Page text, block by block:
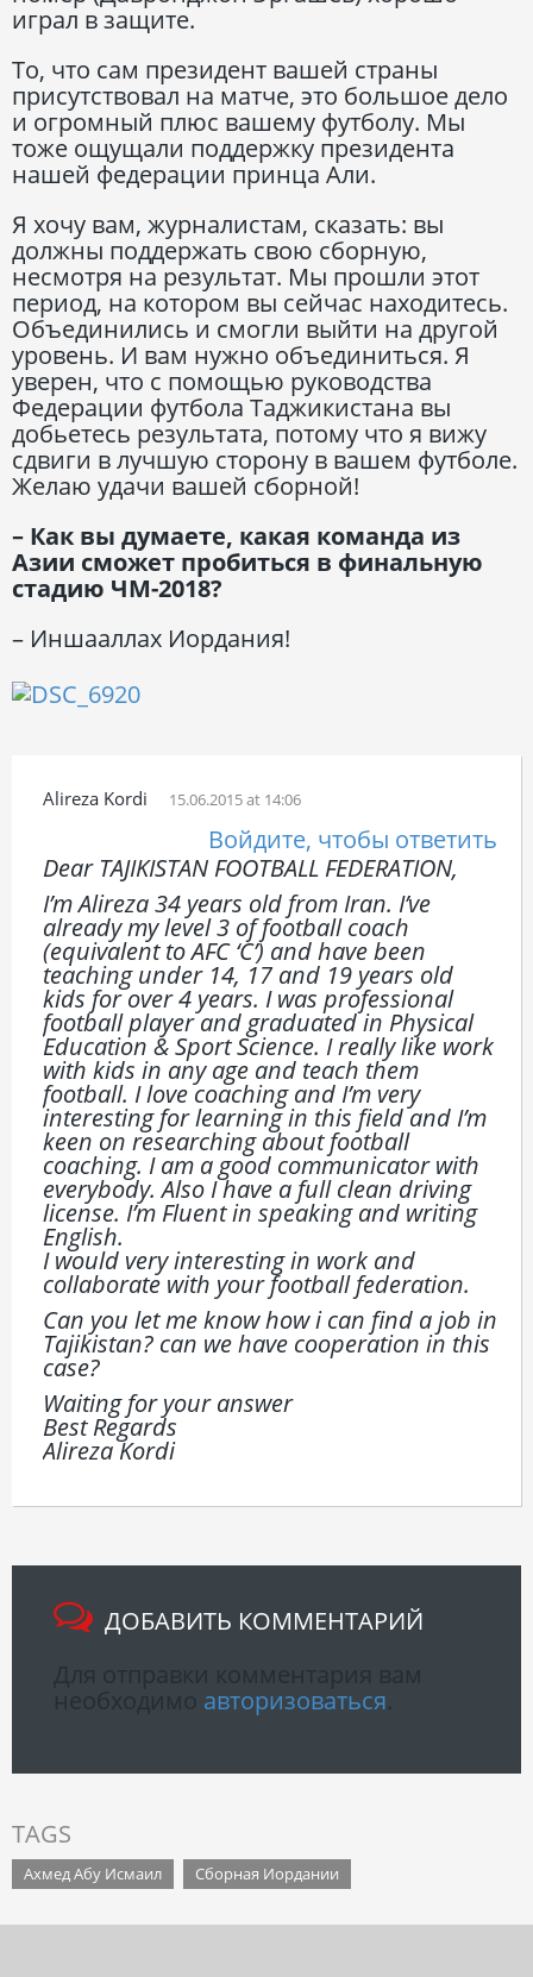
играл в защите.
То, что сам президент вашей страны
присутствовал на матче, это большое дело
и огромный плюс вашему футболу. Мы
тоже ощущали поддержку президента
нашей федерации принца Али.
Я хочу вам, журналистам, сказать: вы
должны поддержать свою сборную,
несмотря на результат. Мы прошли этот
период, на котором вы сейчас находитесь.
Объединились и смогли выйти на другой
уровень. И вам нужно объединиться. Я
уверен, что с помощью руководства
Федерации футбола Таджикистана вы
добьетесь результата, потому что я вижу
сдвиги в лучшую сторону в вашем футболе.
Желаю удачи вашей сборной!
– Как вы думаете, какая команда из
Азии сможет пробиться в финальную
стадию ЧМ-2018?
– Иншааллах Иордания!
Alireza Kordi 15.06.2015 at 14:06
Войдите, чтобы ответить
Dear TAJIKISTAN FOOTBALL FEDERATION,
I’m Alireza 34 years old from Iran. I’ve
already my level 3 of football coach
(equivalent to AFC ‘C’) and have been
teaching under 14, 17 and 19 years old
kids for over 4 years. I was professional
football player and graduated in Physical
Education & Sport Science. I really like work
with kids in any age and teach them
football. I love coaching and I’m very
interesting for learning in this field and I’m
keen on researching about football
coaching. I am a good communicator with
everybody. Also I have a full clean driving
license. I’m Fluent in speaking and writing
English.
I would very interesting in work and
collaborate with your football federation.
Can you let me know how i can find a job in
Tajikistan? can we have cooperation in this
case?
Waiting for your answer
Best Regards
Alireza Kordi
ДОБАВИТЬ КОММЕНТАРИЙ
авторизоваться
TAGS
Ахмед Абу Исмаил Сборная Иордании